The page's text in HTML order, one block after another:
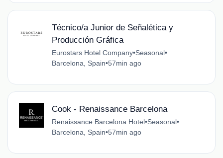
Técnico/a Junior de Señalética y
Producción Gráfica
Eurostars Hotel Company•Seasonal•
Barcelona, Spain•57min ago
Cook - Renaissance Barcelona
Renaissance Barcelona Hotel•Seasonal•
Barcelona, Spain•57min ago